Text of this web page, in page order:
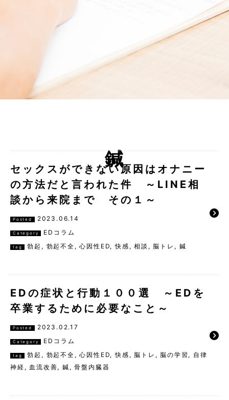
セックスができない原因はオナニー
の方法だと言われた件 ～LINE相
談から来院まで その１～
Posted 2023.06.14
Category EDコラム
tag 勃起 , 勃起不全 ,心因性ED,快感 ,相談 , 脳トレ , 鍼
EDの症状と行動１００選 ～EDを
卒業するために必要なこと～
Posted 2023.02.17
Category EDコラム
tag 勃起 , 勃起不全 ,心因性ED,快感 , 脳トレ , 脳の学習 , 自律
神経 , 血流改善,鍼 ,骨盤内臓器